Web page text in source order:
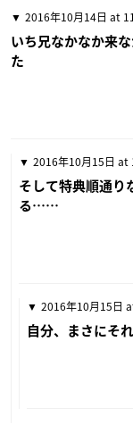
2016年10月14日 at
いち兄なかなか来
た
2016年10月15日 at
そして特典順通り
る……
2016年10月15日
自分、まさにそ